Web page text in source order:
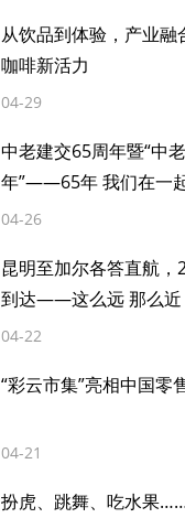
从饮品到体验，产业融
咖啡新活力
04-29
中老建交65周年暨“中
年”——65年 我们在一
04-26
昆明至加尔各答直航，
到达——这么远 那么近
04-22
“彩云市集”亮相中国零
04-21
扮虎、跳舞、吃水果